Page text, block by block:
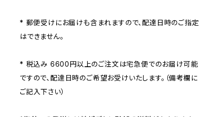
* 郵便受けにお届けも含まれますので、配達日時のご指定
はできません。
* 税込み 6600円以上のご注文は宅急便でのお届け可能
ですので、配達日時のご希望お受けいたします。（備考欄に
ご記入下さい）